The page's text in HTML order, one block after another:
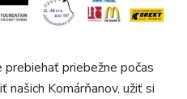
priebežne počas
Komárňanov, užiť si